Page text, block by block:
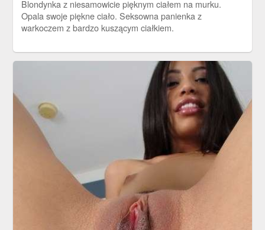
Blondynka z niesamowicie pięknym ciałem na murku.
Opala swoje piękne ciało. Seksowna panienka z
warkoczem z bardzo kuszącym ciałkiem.